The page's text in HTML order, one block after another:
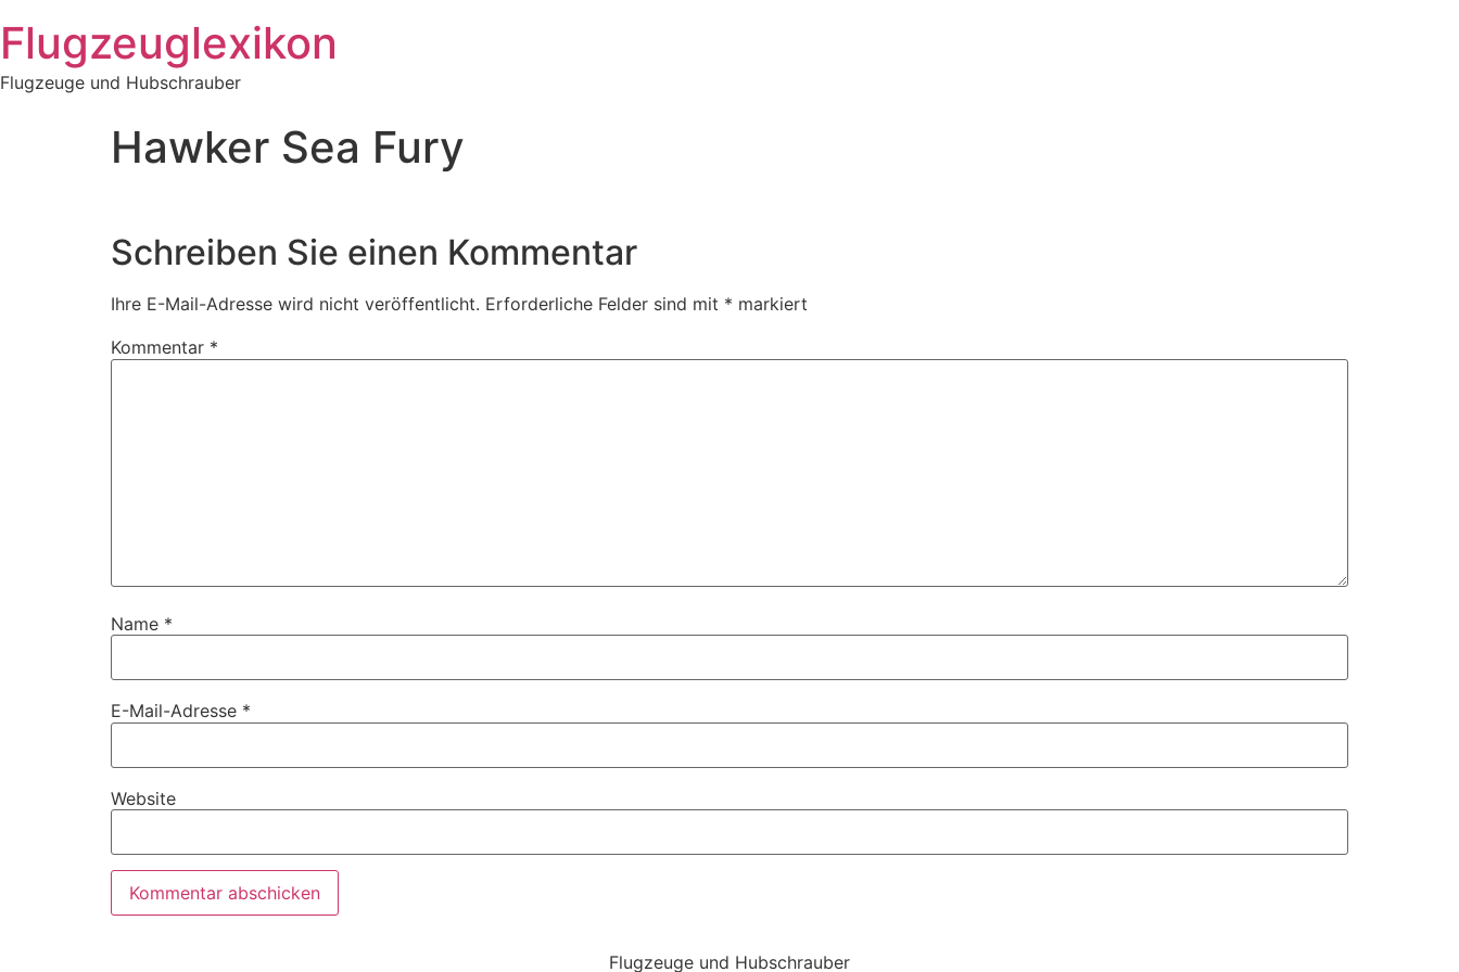
Inhalt
springen
Flugzeuglexikon
Flugzeuge und Hubschrauber
Hawker Sea Fury
Schreiben Sie einen Kommentar
Ihre E-Mail-Adresse wird nicht veröffentlicht. Erforderliche Felder sind mit * markiert
Kommentar *
Name *
E-Mail-Adresse *
Website
Flugzeuge und Hubschrauber